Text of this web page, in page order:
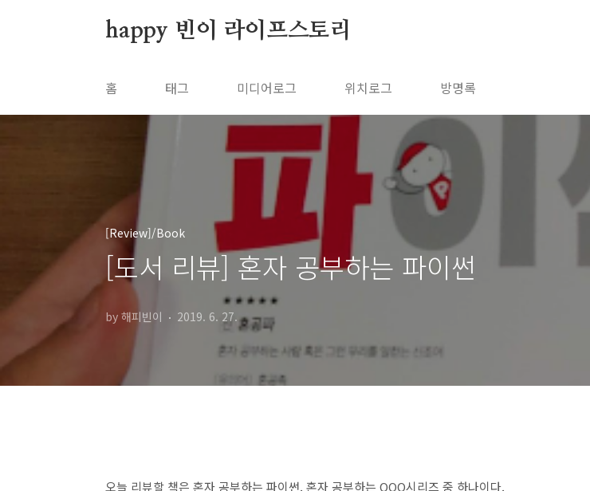
happy 빈이 라이프스토리
홈 태그 미디어로그 위치로그 방명록
[Review]/Book
[도서 리뷰] 혼자 공부하는 파이썬
by 해피빈이 2019. 6. 27.
오늘 리뷰할 책은 혼자 공부하는 파이썬. 혼자 공부하는 OOO시리즈 중 하나이다.